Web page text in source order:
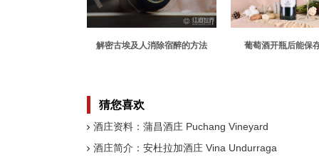
解密古埃及人消除宿醉的方法 葡萄酒开瓶后能保
猜您喜欢
酒庄资料：蒲昌酒庄 Puchang Vineyard
酒庄简介：安杜拉加酒庄 Vina Undurraga